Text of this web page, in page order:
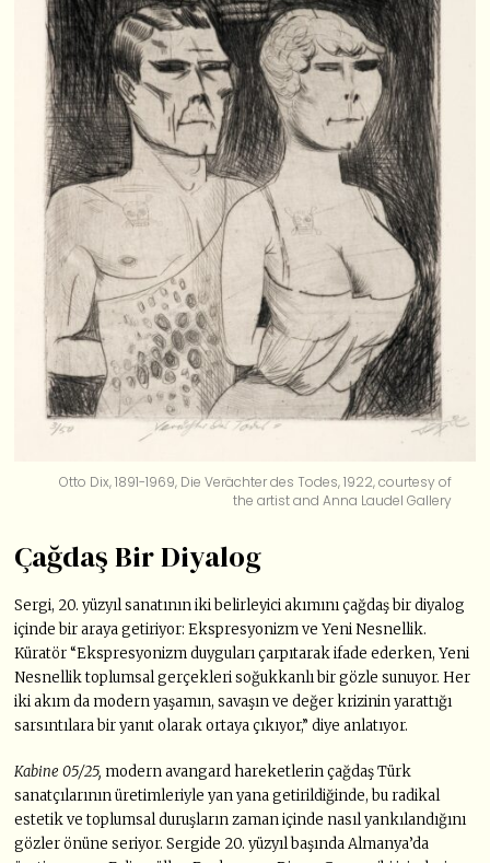
Otto Dix, 1891-1969, Die Verächter des Todes, 1922, courtesy of
the artist and Anna Laudel Gallery
Çağdaş Bir Diyalog
Sergi, 20. yüzyıl sanatının iki belirleyici akımını çağdaş bir diyalog
içinde bir araya getiriyor: Ekspresyonizm ve Yeni Nesnellik.
Küratör “Ekspresyonizm duyguları çarpıtarak ifade ederken, Yeni
Nesnellik toplumsal gerçekleri soğukkanlı bir gözle sunuyor. Her
iki akım da modern yaşamın, savaşın ve değer krizinin yarattığı
sarsıntılara bir yanıt olarak ortaya çıkıyor,” diye anlatıyor.
Kabine 05/25, modern avangard hareketlerin çağdaş Türk
sanatçılarının üretimleriyle yan yana getirildiğinde, bu radikal
estetik ve toplumsal duruşların zaman içinde nasıl yankılandığını
gözler önüne seriyor. Sergide 20. yüzyıl başında Almanya’da